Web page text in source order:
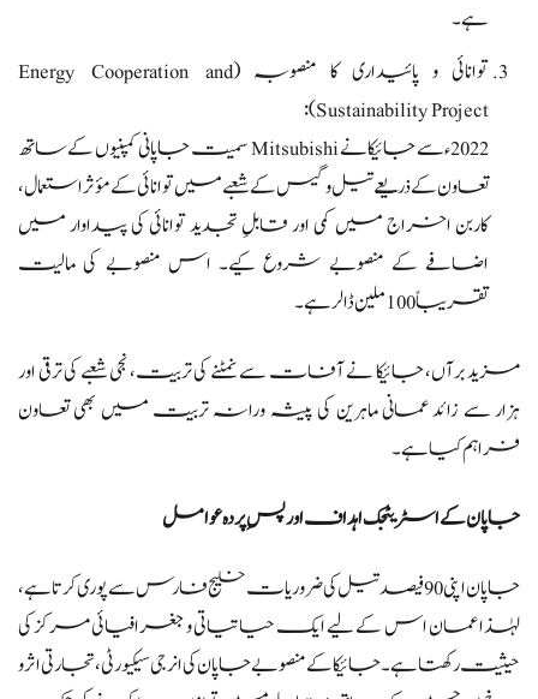
ہے۔
توانائی و پائیداری کا منصوبہ (Energy Cooperation and
Sustainability Project):
2022ء سے جائیکا نے Mitsubishi سمیت جاپانی کمپنیوں کے ساتھ
تعاون کے ذریعے تیل و گیس کے شعبے میں توانائی کے مؤثر استعمال،
کاربن اخراج میں کمی اور قابلِ تجدید توانائی کی پیداوار میں
اضافے کے منصوبے شروع کیے۔ اس منصوبے کی مالیت
تقریباً 100 ملین ڈالر ہے۔
مزید برآں، جائیکا نے آفات سے نمٹنے کی تربیت، نجی شعبے کی ترقی اور
ہزار سے زائد عمانی ماہرین کی پیشہ ورانہ تربیت میں بھی تعاون
فراہم کیا ہے۔
جاپان کے اسٹریٹجک اہداف اور پسِ پردہ عوامل
جاپان اپنی 90 فیصد تیل کی ضروریات خلیج فارس سے پوری کرتا ہے،
لہٰذا عمان اس کے لیے ایک حیاتیاتی و جغرافیائی مرکز کی
حیثیت رکھتا ہے۔ جائیکا کے منصوبے جاپان کی انرجی سیکیورٹی، تجارتی اثر و